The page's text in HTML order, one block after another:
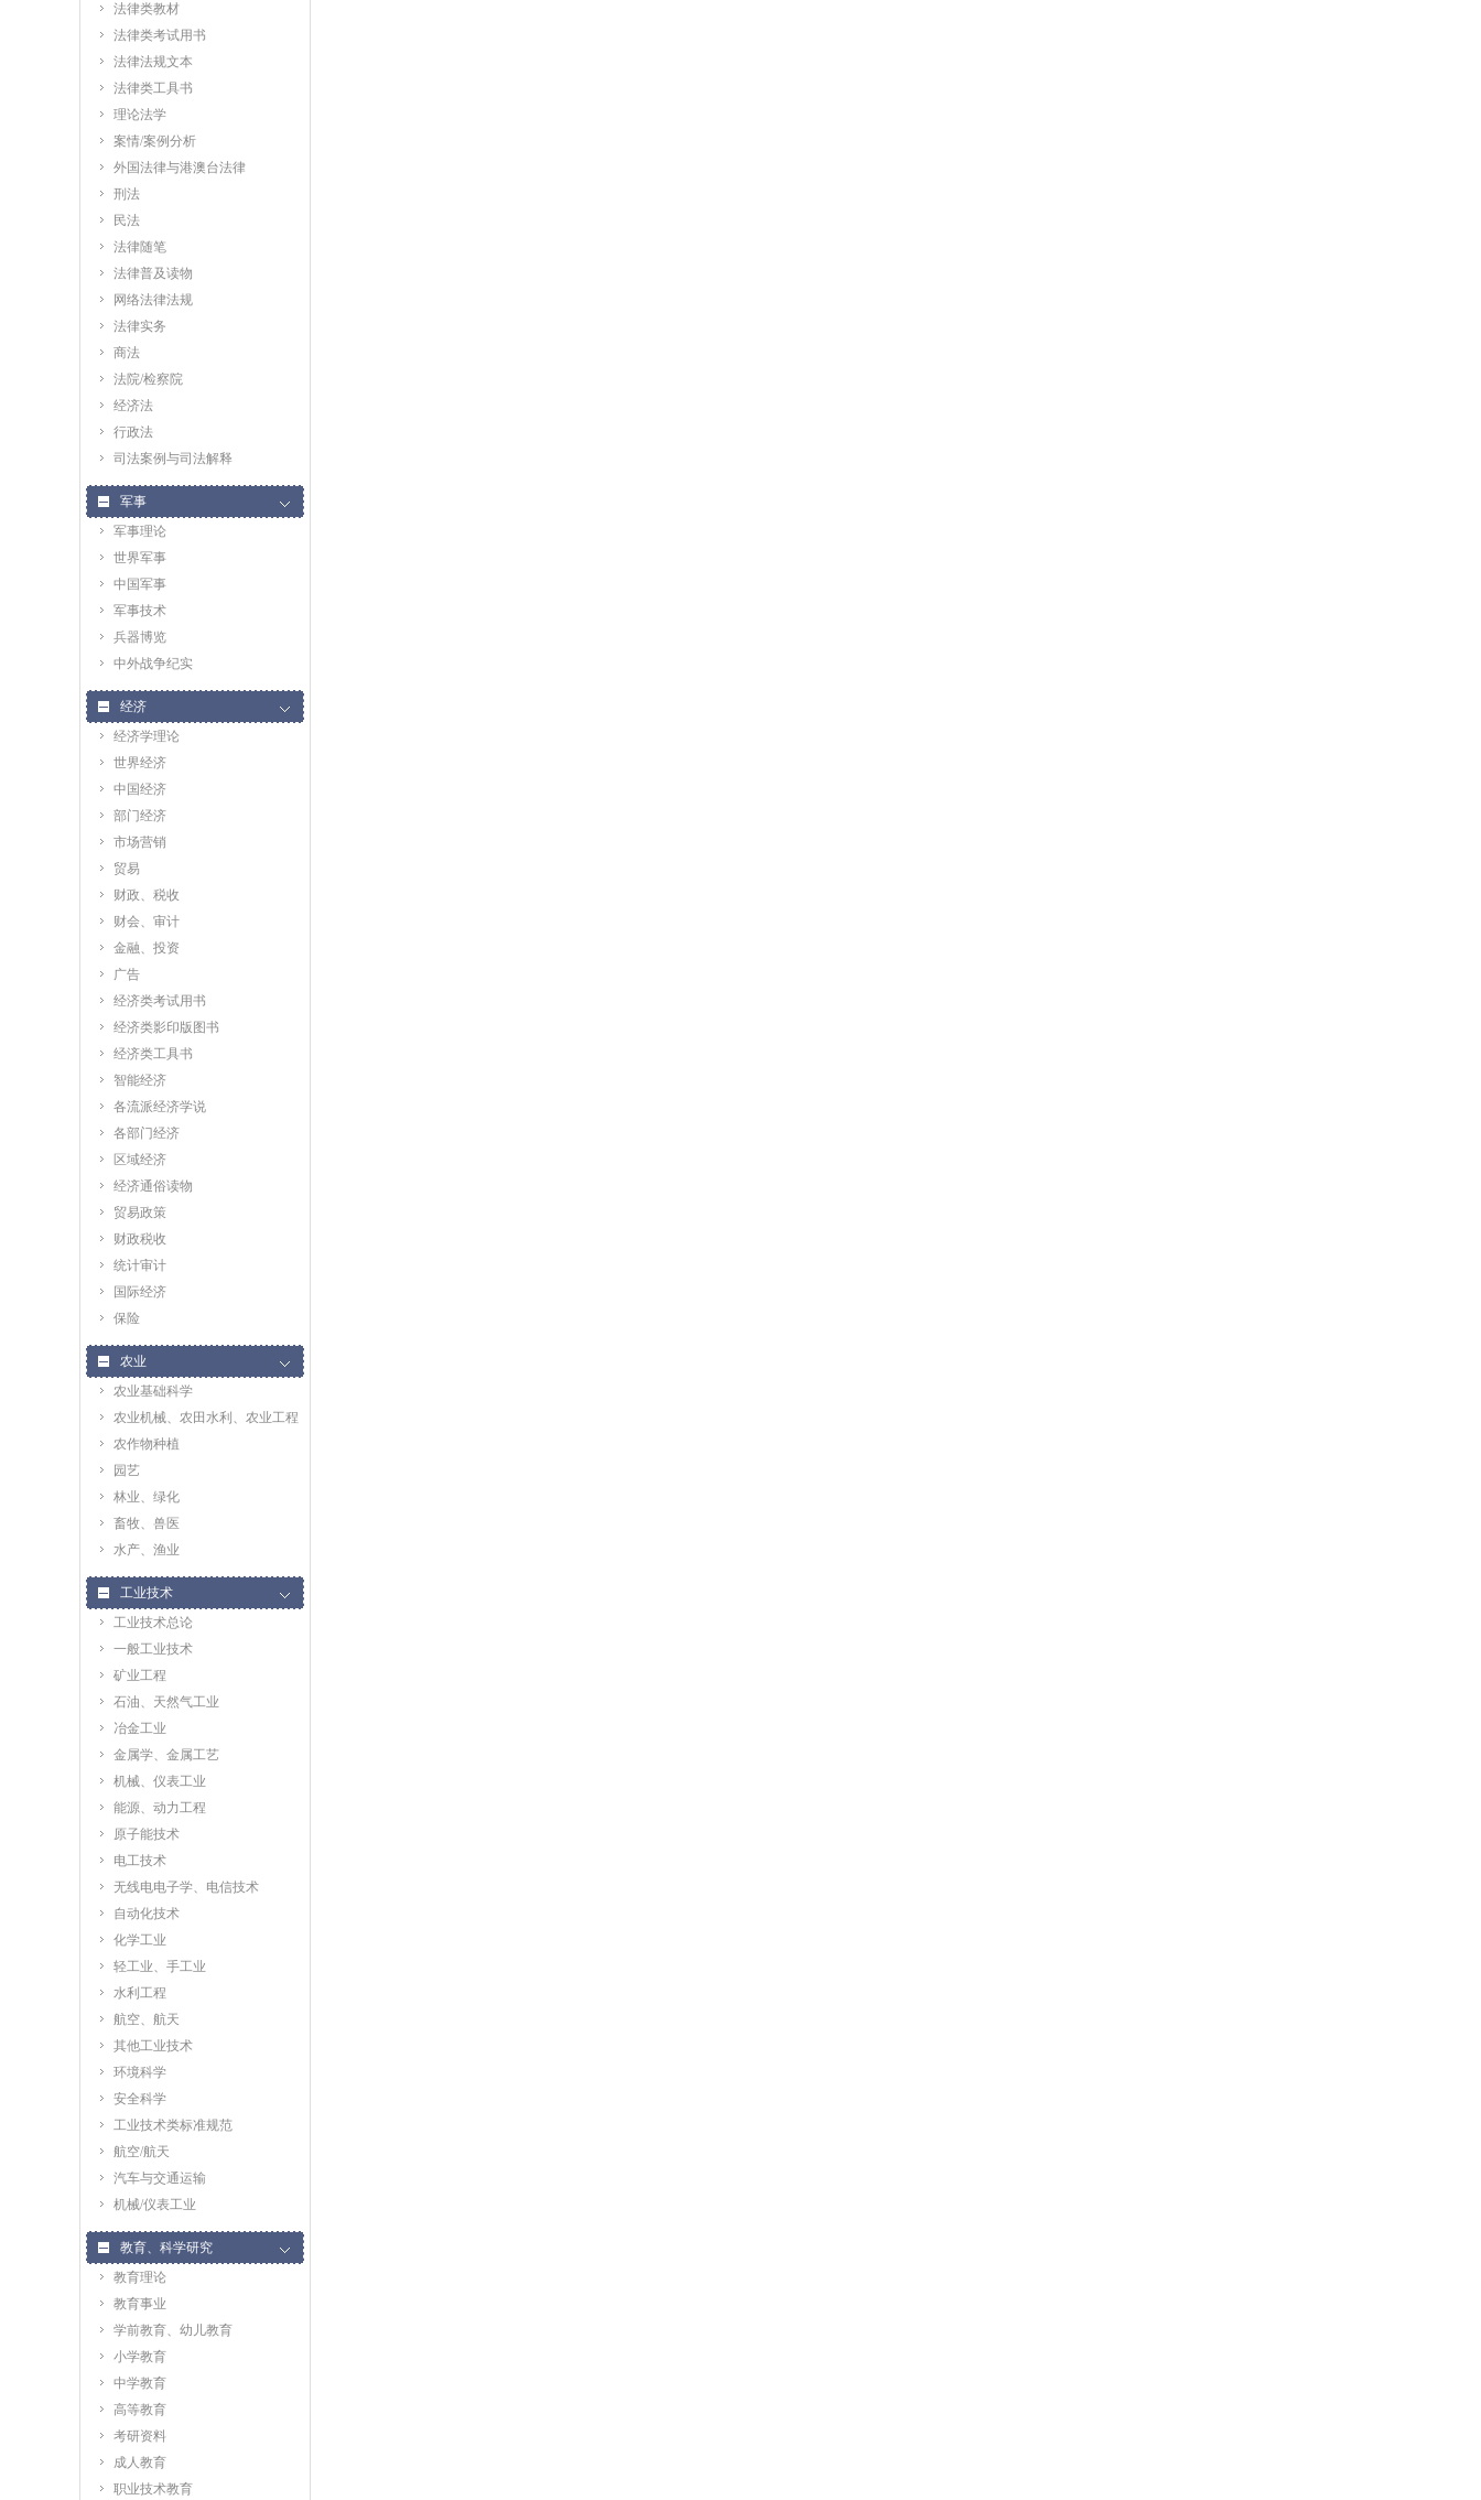
法律类教材
法律类考试用书
法律法规文本
法律类工具书
理论法学
案情/案例分析
外国法律与港澳台法律
刑法
民法
法律随笔
法律普及读物
网络法律法规
法律实务
商法
法院/检察院
经济法
行政法
司法案例与司法解释
军事
军事理论
世界军事
中国军事
军事技术
兵器博览
中外战争纪实
经济
经济学理论
世界经济
中国经济
部门经济
市场营销
贸易
财政、税收
财会、审计
金融、投资
广告
经济类考试用书
经济类影印版图书
经济类工具书
智能经济
各流派经济学说
各部门经济
区域经济
经济通俗读物
贸易政策
财政税收
统计审计
国际经济
保险
农业
农业基础科学
农业机械、农田水利、农业工程
农作物种植
园艺
林业、绿化
畜牧、兽医
水产、渔业
工业技术
工业技术总论
一般工业技术
矿业工程
石油、天然气工业
冶金工业
金属学、金属工艺
机械、仪表工业
能源、动力工程
原子能技术
电工技术
无线电电子学、电信技术
自动化技术
化学工业
轻工业、手工业
水利工程
航空、航天
其他工业技术
环境科学
安全科学
工业技术类标准规范
航空/航天
汽车与交通运输
机械/仪表工业
教育、科学研究
教育理论
教育事业
学前教育、幼儿教育
小学教育
中学教育
高等教育
考研资料
成人教育
职业技术教育